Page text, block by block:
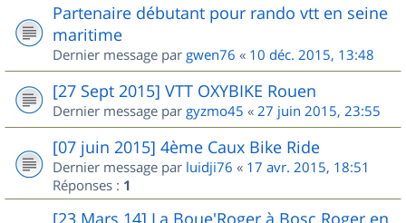
Partenaire débutant pour rando vtt en seine
maritime
Dernier message par gwen76 « 10 déc. 2015, 13:48
[27 Sept 2015] VTT OXYBIKE Rouen
Dernier message par gyzmo45 « 27 juin 2015, 23:55
[07 juin 2015] 4ème Caux Bike Ride
Dernier message par luidji76 « 17 avr. 2015, 18:51
Réponses : 1
[23 Mars 14] La Boue'Roger à Bosc Roger en